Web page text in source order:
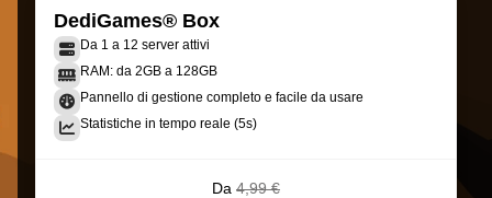
DediGames® Box
Da 1 a 12 server attivi
RAM: da 2GB a 128GB
Pannello di gestione completo e facile da usare
Statistiche in tempo reale (5s)
Da 4,99 €